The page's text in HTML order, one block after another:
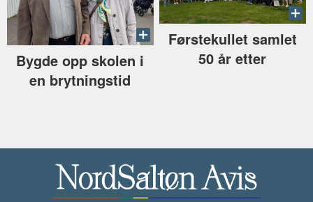
Bygde opp skolen i
en brytningstid
Førstekullet samlet
50 år etter